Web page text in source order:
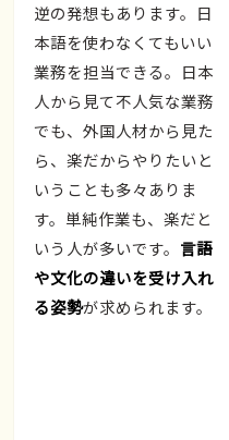
逆の発想もあります。日
本語を使わなくてもいい
業務を担当できる。日本
人から見て不人気な業務
でも、外国人材から見た
ら、楽だからやりたいと
いうことも多々ありま
す。単純作業も、楽だと
いう人が多いです。 言語
や文化の違いを受け入れ
る姿勢が求められます。